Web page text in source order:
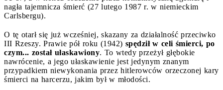
nagła tajemnicza śmierć (27 lutego 1987 r. w niemieckim
Carlsbergu).
O tę otarł się już wcześniej, skazany za działalność przeciwko
III Rzeszy. Prawie pół roku (1942) spędził w celi śmierci, po
czym... został ułaskawiony. To wtedy przeżył głębokie
nawrócenie, a jego ułaskawienie jest jedynym znanym
przypadkiem niewykonania przez hitlerowców orzeczonej kary
śmierci na harcerzu, jakim był w młodości.